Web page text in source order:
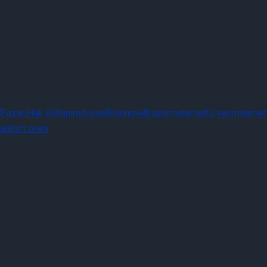
Hak KullanımıhisseBölünmeAraştırmatemettü verimi
oranı